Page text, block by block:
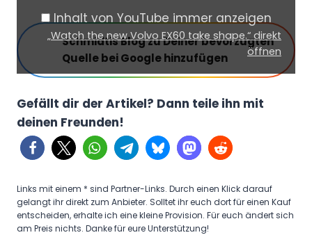
n
e
w
o
v
o
E
X
6
Inhalt von YouTube immer anzeigen
„Watch the new Volvo EX60 take shape.“ direkt
öffnen
Schmidtis Blog zu Deiner bevorzugten
Quelle bei Google hinzufügen
Gefällt dir der Artikel? Dann teile ihn mit
deinen Freunden!
Links mit einem * sind Partner-Links. Durch einen Klick darauf
gelangt ihr direkt zum Anbieter. Solltet ihr euch dort für einen Kauf
entscheiden, erhalte ich eine kleine Provision. Für euch ändert sich
am Preis nichts. Danke für eure Unterstützung!